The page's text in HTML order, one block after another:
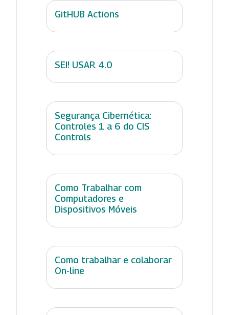
GitHUB Actions
SEI! USAR 4.0
Segurança Cibernética:
Controles 1 a 6 do CIS
Controls
Como Trabalhar com
Computadores e
Dispositivos Móveis
Como trabalhar e colaborar
On-line